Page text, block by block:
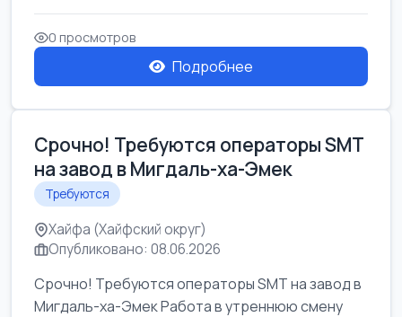
Свежие вакансии в Нетании дл...
0 просмотров
Подробнее
Срочно! Требуются операторы SMT
на завод в Мигдаль-ха-Эмек
Требуются
Хайфа (Хайфский округ)
Опубликовано: 08.06.2026
Срочно! Требуются операторы SMT на завод в
Мигдаль-ха-Эмек Работа в утреннюю смену